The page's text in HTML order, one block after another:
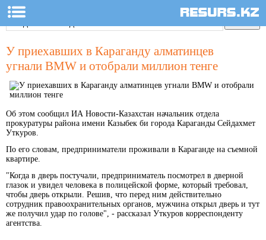
У приехавших в Караганду алматинцев
угнали BMW и отобрали миллион тенге
Об этом сообщил ИА Новости-Казахстан начальник отдела
прокуратуры района имени Казыбек би города Караганды Сейдахмет
Уткуров.
По его словам, предприниматели проживали в Караганде на съемной
квартире.
"Когда в дверь постучали, предприниматель посмотрел в дверной
глазок и увидел человека в полицейской форме, который требовал,
чтобы дверь открыли. Решив, что перед ним действительно
сотрудник правоохранительных органов, мужчина открыл дверь и тут
же получил удар по голове", - рассказал Уткуров корреспонденту
агентства.